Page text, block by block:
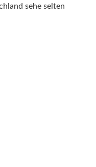
sehe selten